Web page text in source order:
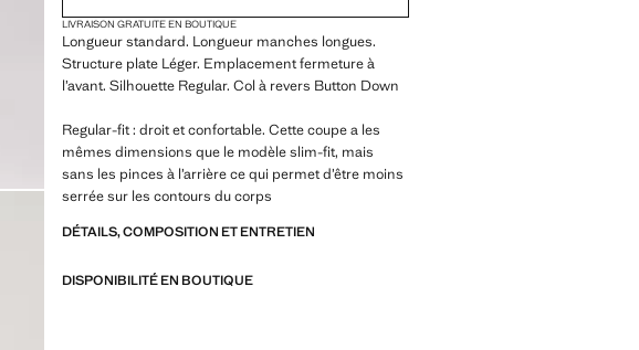
LIVRAISON GRATUITE EN BOUTIQUE
Longueur standard. Longueur manches longues.
Structure plate Léger. Emplacement fermeture à
l’avant. Silhouette Regular. Col à revers Button Down
Regular-fit : droit et confortable. Cette coupe a les
mêmes dimensions que le modèle slim-fit, mais
sans les pinces à l’arrière ce qui permet d’être moins
serrée sur les contours du corps
DÉTAILS, COMPOSITION ET ENTRETIEN
DISPONIBILITÉ EN BOUTIQUE